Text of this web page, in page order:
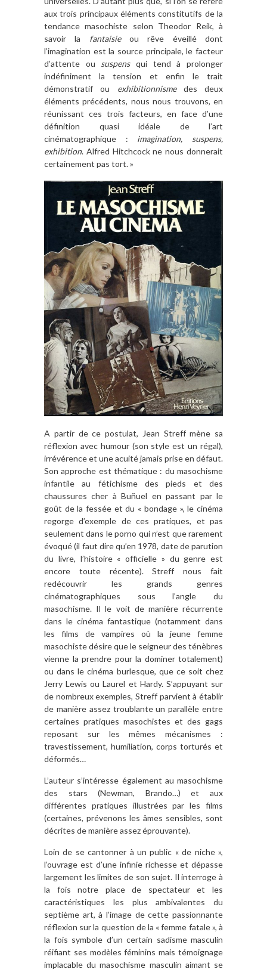
aux trois principaux éléments constitutifs de la
tendance masochiste selon Theodor Reik, à
savoir la fantaisieou rêve éveillé dont
l’imagination est la source principale, le facteur
d’attente ou suspensqui tend à prolonger
indéfiniment la tension et enfin le trait
démonstratif ou exhibitionnisme des deux
éléments précédents, nous nous trouvons, en
réunissant ces trois facteurs, en face d’une
définition quasi idéale de l’art
cinématographique : imagination, suspens,
exhibition. Alfred Hitchcock ne nous donnerait
certainement pas tort. »
A partir de ce postulat, Jean Streff mène sa
réflexion avec humour (son style est un régal),
irrévérence et une acuité jamais prise en défaut.
Son approche est thématique : du masochisme
infantile au fétichisme des pieds et des
chaussures cher à Buñuel en passant par le
goût de la fessée et du « bondage », le cinéma
regorge d’exemple de ces pratiques, et pas
seulement dans le porno qui n’est que rarement
évoqué (il faut dire qu’en 1978, date de parution
du livre, l’histoire « officielle » du genre est
encore toute récente). Streff nous fait
redécouvrir les grands genres
cinématographiques sous l’angle du
masochisme. Il le voit de manière récurrente
dans le cinéma fantastique (notamment dans
les films de vampires où la jeune femme
masochiste désire que le seigneur des ténèbres
vienne la prendre pour la dominer totalement)
ou dans le cinéma burlesque, que ce soit chez
Jerry Lewis ou Laurel et Hardy. S’appuyant sur
de nombreux exemples, Streff parvient à établir
de manière assez troublante un parallèle entre
certaines pratiques masochistes et des gags
reposant sur les mêmes mécanismes :
travestissement, humiliation, corps torturés et
déformés…
L’auteur s’intéresse également au masochisme
des stars (Newman, Brando…) et aux
différentes pratiques illustrées par les films
(certaines, prévenons les âmes sensibles, sont
décrites de manière assez éprouvante).
Loin de se cantonner à un public « de niche »,
l’ouvrage est d’une infinie richesse et dépasse
largement les limites de son sujet. Il interroge à
la fois notre place de spectateur et les
caractéristiques les plus ambivalentes du
septième art, à l’image de cette passionnante
réflexion sur la question de la « femme fatale », à
la fois symbole d’un certain sadisme masculin
réifiant ses modèles féminins mais témoignage
implacable du masochisme masculin aimant se